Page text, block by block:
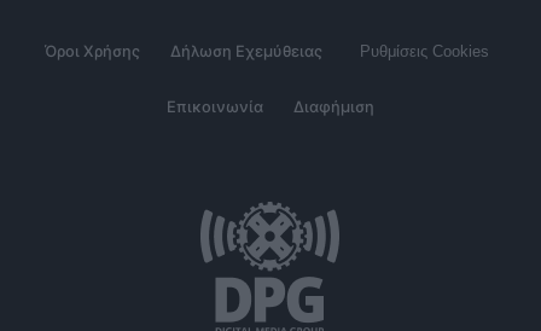
Όροι Χρήσης Δήλωση Εχεμύθειας Ρυθμίσεις Cookies
Επικοινωνία Διαφήμιση